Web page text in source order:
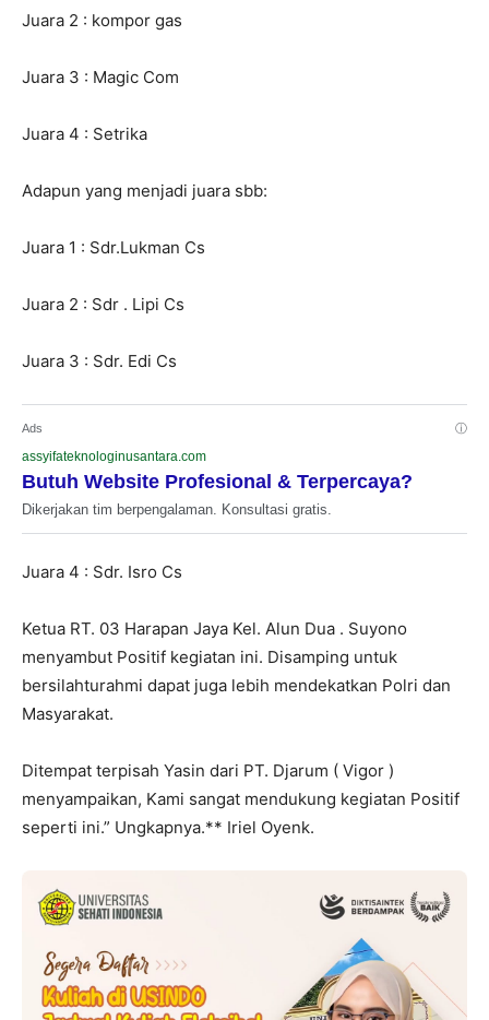
Juara 2 : kompor gas
Juara 3 : Magic Com
Juara 4 : Setrika
Adapun yang menjadi juara sbb:
Juara 1 : Sdr.Lukman Cs
Juara 2 : Sdr . Lipi Cs
Juara 3 : Sdr. Edi Cs
Ads ⓘ
assyifateknologinusantara.com
Butuh Website Profesional & Terpercaya?
Dikerjakan tim berpengalaman. Konsultasi gratis.
Juara 4 : Sdr. Isro Cs
Ketua RT. 03 Harapan Jaya Kel. Alun Dua . Suyono
menyambut Positif kegiatan ini. Disamping untuk
bersilahturahmi dapat juga lebih mendekatkan Polri dan
Masyarakat.
Ditempat terpisah Yasin dari PT. Djarum ( Vigor )
menyampaikan, Kami sangat mendukung kegiatan Positif
seperti ini.” Ungkapnya.** Iriel Oyenk.